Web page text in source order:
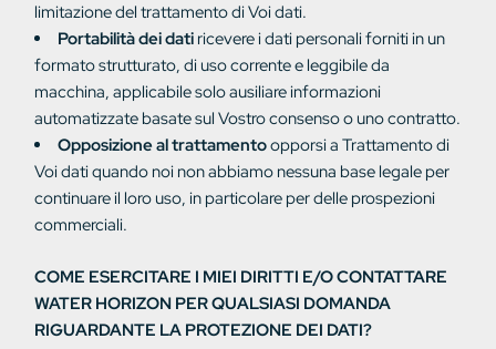
limitazione del trattamento diVoidati.
Portabilità dei dati ricevereidati personali forniti in un
formatostrutturato,di uso correntee leggibile da
macchina, applicabile soloausiliareinformazioni
automatizzate basatesul Vostro consenso o unocontratto.
Opposizione al trattamentoopporsi aTrattamento di
Voidati quando noi non abbiamo nessuna base legale per
continuare il loro uso,in particolare per delle prospezioni
commerciali.
COME ESERCITARE I MIEI DIRITTI E/O CONTATTARE
WATER HORIZON PER QUALSIASI DOMANDA
RIGUARDANTE LA PROTEZIONE DEI DATI?